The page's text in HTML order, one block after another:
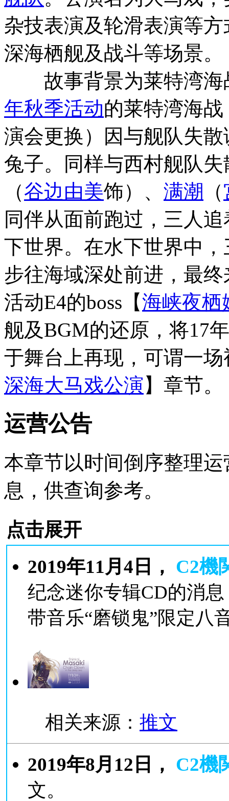
杂技表演及轮滑表演等
深海栖舰及战斗等场景。
故事背景为莱特湾海
年秋季活动的莱特湾海
演会更换）因与舰队失
兔子。同样与西村舰队失
（谷边由美饰）、 满潮 （
同伴从面前跑过，三人
下世界。在水下世界中
步往海域深处前进，最
活动E4的boss【海峡夜栖
舰及BGM的还原，将17
于舞台上再现，可谓一
深海大马戏公演】章节。
运营公告
本章节以时间倒序整理
息，供查询参考。
点击展开
2019年11月4日， C2機
纪念迷你专辑CD的消
带音乐“磨锁鬼”限定八
相关来源： 推文
2019年8月12日， C2機
文。